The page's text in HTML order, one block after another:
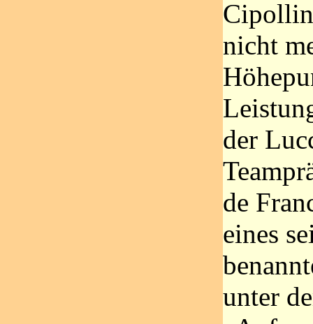
nicht
der
de
eines
unter